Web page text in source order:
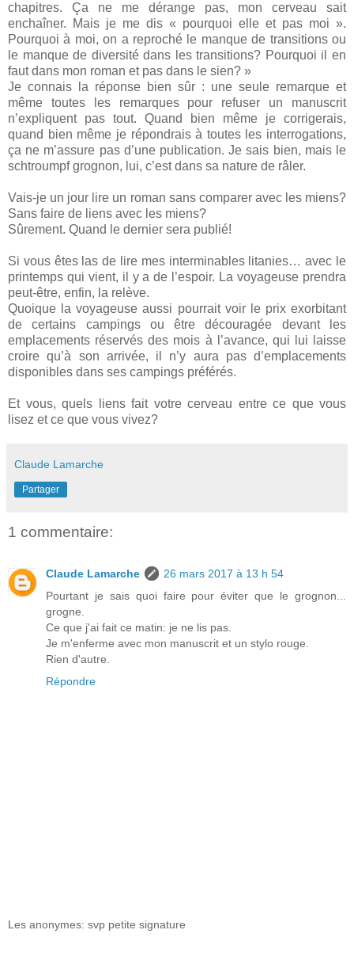
chapitres. Ça ne me dérange pas, mon cerveau sait
enchaîner. Mais je me dis « pourquoi elle et pas moi ».
Pourquoi à moi, on a reproché le manque de transitions ou
le manque de diversité dans les transitions? Pourquoi il en
faut dans mon roman et pas dans le sien? »
Je connais la réponse bien sûr : une seule remarque et
même toutes les remarques pour refuser un manuscrit
n’expliquent pas tout. Quand bien même je corrigerais,
quand bien même je répondrais à toutes les interrogations,
ça ne m’assure pas d’une publication. Je sais bien, mais le
schtroumpf grognon, lui, c’est dans sa nature de râler.
Vais-je un jour lire un roman sans comparer avec les miens?
Sans faire de liens avec les miens?
Sûrement. Quand le dernier sera publié!
Si vous êtes las de lire mes interminables litanies… avec le
printemps qui vient, il y a de l’espoir. La voyageuse prendra
peut-être, enfin, la relève.
Quoique la voyageuse aussi pourrait voir le prix exorbitant
de certains campings ou être découragée devant les
emplacements réservés des mois à l’avance, qui lui laisse
croire qu’à son arrivée, il n’y aura pas d’emplacements
disponibles dans ses campings préférés.
Et vous, quels liens fait votre cerveau entre ce que vous
lisez et ce que vous vivez?
Claude Lamarche
Partager
1 commentaire:
Claude Lamarche
26 mars 2017 à 13 h 54
Pourtant je sais quoi faire pour éviter que le grognon...
grogne.
Ce que j'ai fait ce matin: je ne lis pas.
Je m'enferme avec mon manuscrit et un stylo rouge.
Rien d'autre.
Répondre
Les anonymes: svp petite signature